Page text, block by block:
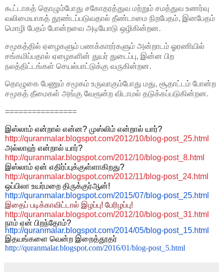
கூட்டாகத் தொழும்போது சகோதரத்துவ மற்றும் சமத்துவ உணர்வு
வலிமையாகத் தூண்டப்படுவதால் தீண்டாமை நிறபேதம், இனபேதம்
மொழி பேதம் போன்றவை அடியோடு ஒழிகின்றன.
சமூகத்தில் ஏழைகளும் பணக்காரர்களும் அன்றாடம் ஓரணியில்
சங்கமிப்பதால் ஏழைகளின் துயர் துடைப்பு, இன்ன பிற
நலத்திட்டங்கள் செயல்பாட்டுக்கு வருகின்றன.
தொழுகை பேணும் சமூகம் உருவாகும்போது மது, சூதாட்டம் போன்ற
சமூகத் தீமைகள் அங்கு வேரூன்ற விடாமல் தடுக்கப்படுகின்றன.
================
இஸ்லாம் என்றால் என்ன? முஸ்லிம் என்றால் யார்?
http://quranmalar.blogspot.com/2012/10/blog-post_25.html
அல்லாஹ் என்றால் யார்?
http://quranmalar.blogspot.com/2012/10/blog-post_8.html
இஸ்லாம் ஏன் எதிர்ப்புக்குள்ளாகிறது?
http://quranmalar.blogspot.com/2012/11/blog-post_24.html
ஒப்பிலா உயர்மறை திருக்குர்ஆன்!
http://quranmalar.blogspot.com/2015/07/blog-post_25.html
இதைப் படிக்காவிட்டால் இழப்பு! பேரிழப்பு!
http://quranmalar.blogspot.com/2012/10/blog-post_31.html
நாம் ஏன் பிறந்தோம்?
http://quranmalar.blogspot.com/2014/05/blog-post_15.html
இதயங்களை வென்ற இறைத்தூதர்
http://quranmalar.blogspot.com/2016/01/blog-post_5.html